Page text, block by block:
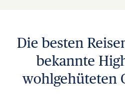
Die besten
bekannte
wohlgehüteten